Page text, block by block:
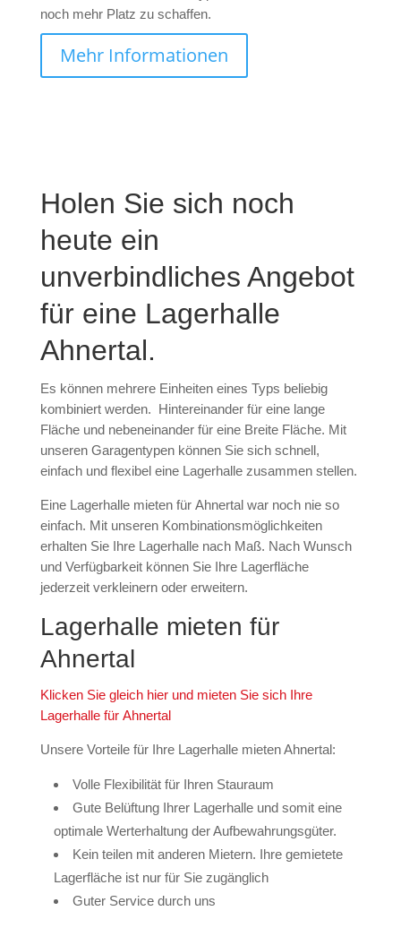
noch mehr Platz zu schaffen.
Mehr Informationen
Holen Sie sich noch
heute ein
unverbindliches Angebot
für eine Lagerhalle
Ahnertal.
Es können mehrere Einheiten eines Typs beliebig
kombiniert werden. Hintereinander für eine lange
Fläche und nebeneinander für eine Breite Fläche. Mit
unseren Garagentypen können Sie sich schnell,
einfach und flexibel eine Lagerhalle zusammen stellen.
Eine Lagerhalle mieten für Ahnertal war noch nie so
einfach. Mit unseren Kombinationsmöglichkeiten
erhalten Sie Ihre Lagerhalle nach Maß. Nach Wunsch
und Verfügbarkeit können Sie Ihre Lagerfläche
jederzeit verkleinern oder erweitern.
Lagerhalle mieten für
Ahnertal
Klicken Sie gleich hier und mieten Sie sich Ihre
Lagerhalle für Ahnertal
Unsere Vorteile für Ihre Lagerhalle mieten Ahnertal:
Volle Flexibilität für Ihren Stauraum
Gute Belüftung Ihrer Lagerhalle und somit eine
optimale Werterhaltung der Aufbewahrungsgüter.
Kein teilen mit anderen Mietern. Ihre gemietete
Lagerfläche ist nur für Sie zugänglich
Guter Service durch uns